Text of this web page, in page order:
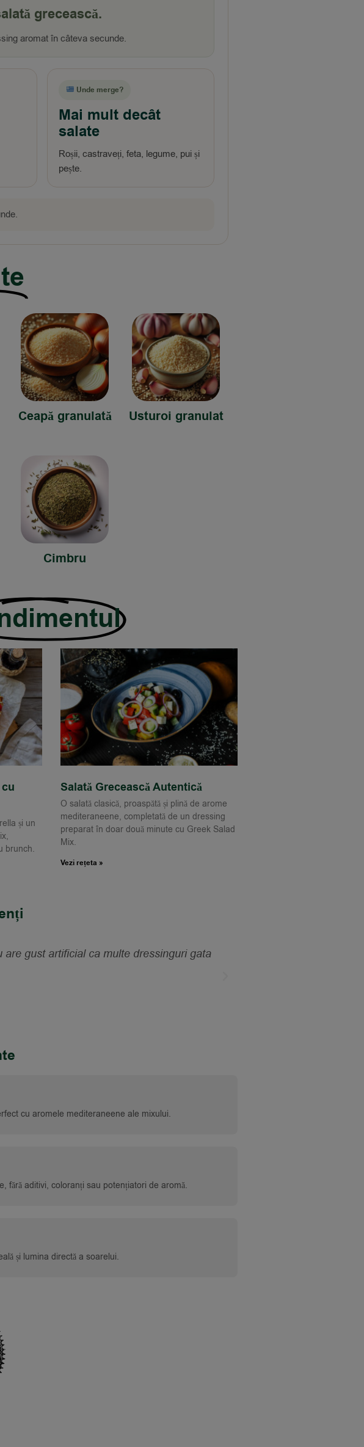
grecească.
aromat în câteva secunde.
Unde merge?
Mai mult decât
salate
Roșii, castraveți, feta, legume, pui și
pește.
Ceapă granulată Usturoi granulat
Cimbru
și un
brunch.
Salată Grecească Autentică
O salată clasică, proaspătă și plină de arome
mediteraneene, completată de un dressing
preparat în doar două minute cu Greek Salad
Mix.
Vezi rețeta »
gust artificial ca multe dressinguri gata
cu aromele mediteraneene ale mixului.
fără aditivi, coloranți sau potențiatori de aromă.
și lumina directă a soarelui.